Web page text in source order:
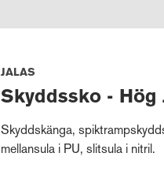
JALAS
Skyddssko - Hög
Skyddskänga,
mellansula i PU, slitsula i nitril.